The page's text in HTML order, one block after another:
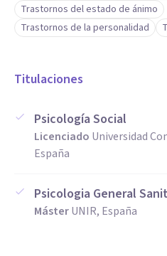
Trastornos del estado de ánimo
Trastornos de la personalidad
Titulaciones
Psicología Social
Licenciado Universidad
España
Psicologia General
MásterUNIR, España